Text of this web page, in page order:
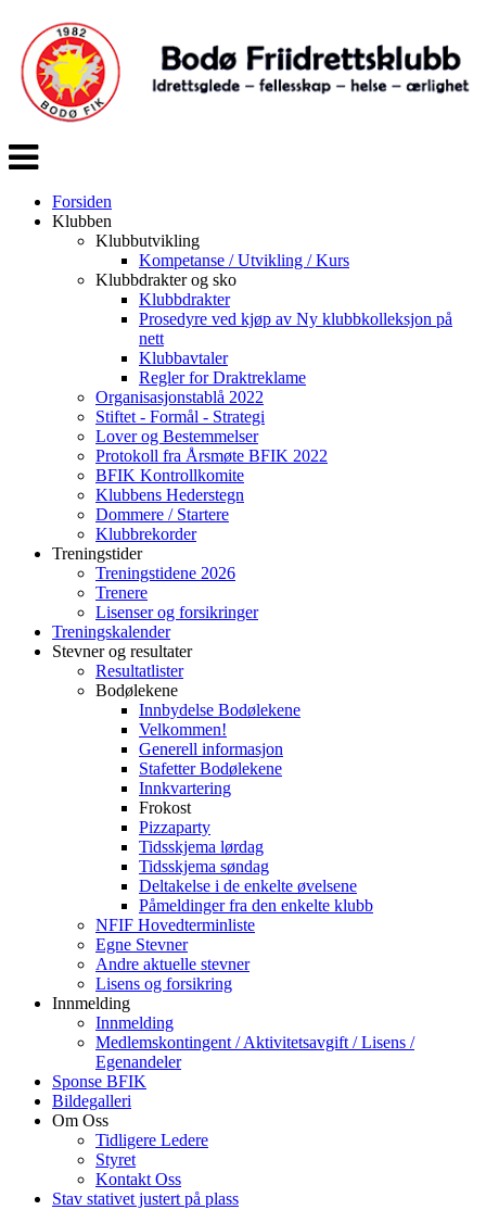
Veksle
navigasjon
Forsiden
Klubben
Klubbutvikling
Kompetanse / Utvikling / Kurs
Klubbdrakter og sko
Klubbdrakter
Prosedyre ved kjøp av Ny klubbkolleksjon på
nett
Klubbavtaler
Regler for Draktreklame
Organisasjonstablå 2022
Stiftet - Formål - Strategi
Lover og Bestemmelser
Protokoll fra Årsmøte BFIK 2022
BFIK Kontrollkomite
Klubbens Hederstegn
Dommere / Startere
Klubbrekorder
Treningstider
Treningstidene 2026
Trenere
Lisenser og forsikringer
Treningskalender
Stevner og resultater
Resultatlister
Bodølekene
Innbydelse Bodølekene
Velkommen!
Generell informasjon
Stafetter Bodølekene
Innkvartering
Frokost
Pizzaparty
Tidsskjema lørdag
Tidsskjema søndag
Deltakelse i de enkelte øvelsene
Påmeldinger fra den enkelte klubb
NFIF Hovedterminliste
Egne Stevner
Andre aktuelle stevner
Lisens og forsikring
Innmelding
Innmelding
Medlemskontingent / Aktivitetsavgift / Lisens /
Egenandeler
Sponse BFIK
Bildegalleri
Om Oss
Tidligere Ledere
Styret
Kontakt Oss
Stav stativet justert på plass